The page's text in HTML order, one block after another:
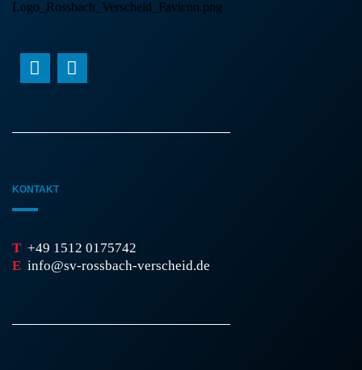
KONTAKT
T +49 1512 0175742
E info@sv-rossbach-verscheid.de